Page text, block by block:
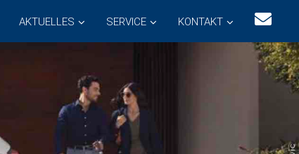
AKTUELLES SERVICE KONTAKT